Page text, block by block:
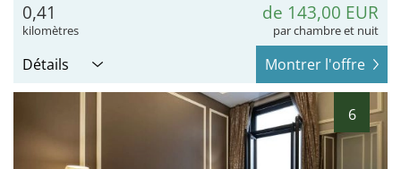
0,41
kilomètres
de 143,00 EUR
par chambre et nuit
Détails Montrer l'offre
6